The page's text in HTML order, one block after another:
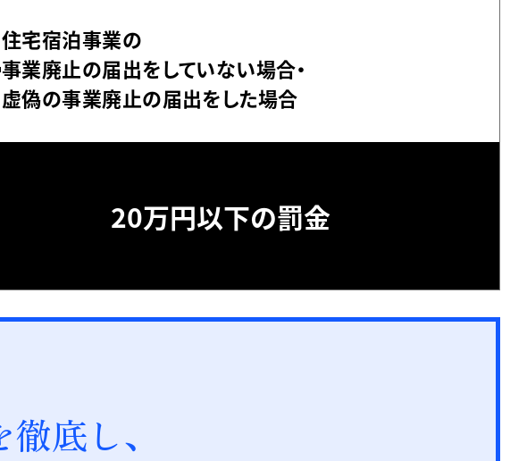
住宅宿泊事業の
事業廃止の届出をしていない場合・
虚偽の事業廃止の届出をした場合
20万円以下の罰金
徹底し、